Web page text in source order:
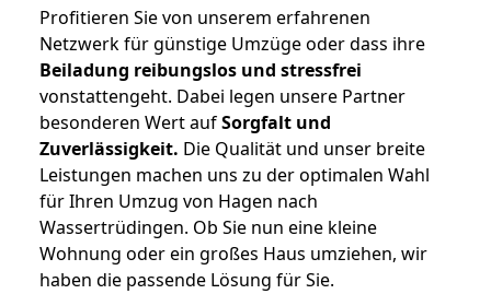
Profitieren Sie von unserem erfahrenen
Netzwerk für günstige Umzüge oder dass ihre
Beiladung reibungslos und stressfrei
vonstattengeht. Dabei legen unsere Partner
besonderen Wert aufSorgfalt und
Zuverlässigkeit. Die Qualität und unser breite
Leistungen machen uns zu der optimalen Wahl
für Ihren Umzug von Hagen nach
Wassertrüdingen. Ob Sie nun eine kleine
Wohnung oder ein großes Haus umziehen, wir
haben die passende Lösung für Sie.